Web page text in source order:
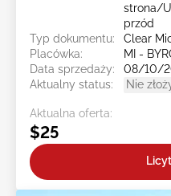
strona/
przód
Typ dokumentu:
Clear
Placówka:
MI -
Data sprzedaży:
08/10/
Aktualny status:
Nie
Aktualna oferta:
$25